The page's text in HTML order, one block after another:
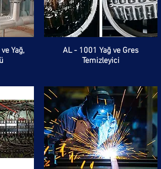
Yağ,
AL - 1001 Yağ ve Gres
Temizleyici